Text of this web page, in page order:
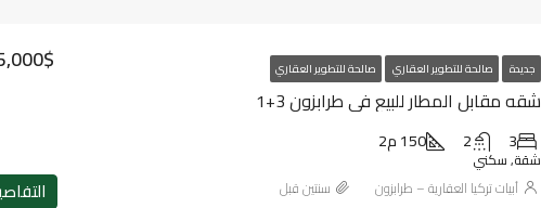
جديدة صالحة للتطوير العقاري صالحة للتطوير العقاري
شقه مقابل المطار للبيع في طرابزون 3+1
3
2 150 م2
شقة, سكني
أبيات تركيا العقارية – طرابزون ‏سنتين قبل